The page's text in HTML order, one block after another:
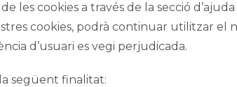
les cookies a través de la secció
cookies, podrà continuar utilitzar el
d’usuari es vegi perjudicada.
següent finalitat: